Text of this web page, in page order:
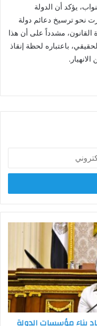
يؤكد أن الدولة
نحو ترسيخ دعائم دولة
القانون، مشدداً على أن هذا
باعتباره لحظة إنقاذ
السعد: 3 يوليو أعاد بناء مؤسسات الدولة